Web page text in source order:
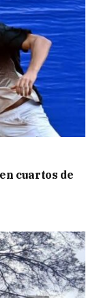
cuartos de